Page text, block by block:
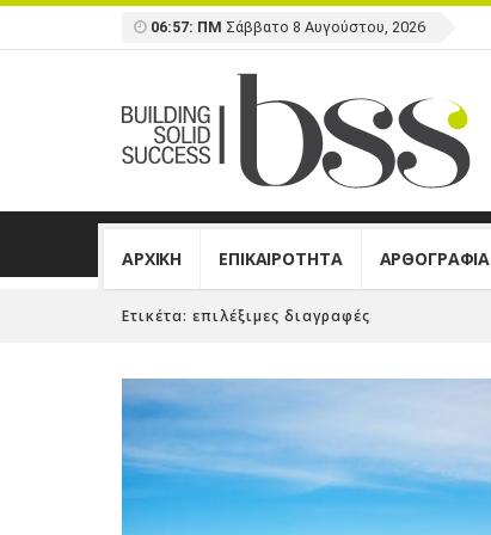
06:57: ΠΜ Σάββατο 8 Αυγούστου, 2026
ΑΡΧΙΚΗ ΕΠΙΚΑΙΡΟΤΗΤΑ ΑΡΘΟΓΡΑΦΙΑ
Ετικέτα: επιλέξιμες διαγραφές